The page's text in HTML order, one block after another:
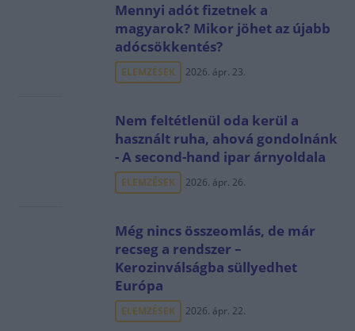
Mennyi adót fizetnek a
magyarok? Mikor jöhet az újabb
adócsökkentés?
ELEMZÉSEK 2026. ápr. 23.
Nem feltétlenül oda kerül a
használt ruha, ahová gondolnánk
- A second-hand ipar árnyoldala
ELEMZÉSEK 2026. ápr. 26.
Még nincs összeomlás, de már
recseg a rendszer –
Kerozinválságba süllyedhet
Európa
ELEMZÉSEK 2026. ápr. 22.